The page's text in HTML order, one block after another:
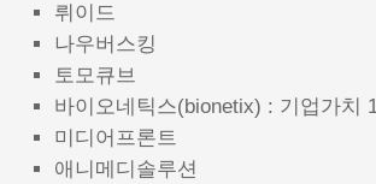
뤼이드
나우버스킹
토모큐브
바이오네틱스(bionetix) : 기업가치
미디어프론트
애니메디솔루션